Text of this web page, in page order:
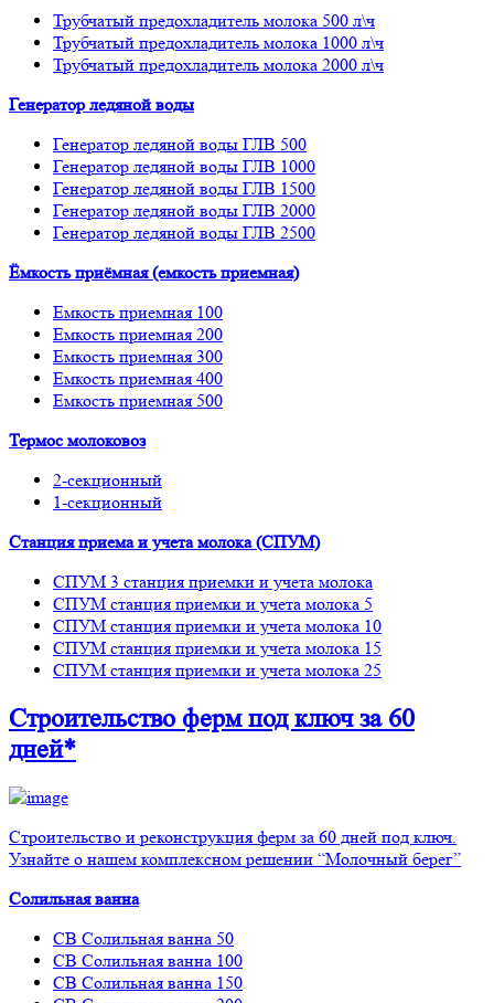
Трубчатый предохладитель молока 500 л\ч
Трубчатый предохладитель молока 1000 л\ч
Трубчатый предохладитель молока 2000 л\ч
Генератор ледяной воды
Генератор ледяной воды ГЛВ 500
Генератор ледяной воды ГЛВ 1000
Генератор ледяной воды ГЛВ 1500
Генератор ледяной воды ГЛВ 2000
Генератор ледяной воды ГЛВ 2500
Ёмкость приёмная (емкость приемная)
Емкость приемная 100
Емкость приемная 200
Емкость приемная 300
Емкость приемная 400
Емкость приемная 500
Термос молоковоз
2-секционный
1-секционный
Станция приема и учета молока (СПУМ)
СПУМ 3 станция приемки и учета молока
СПУМ станция приемки и учета молока 5
СПУМ станция приемки и учета молока 10
СПУМ станция приемки и учета молока 15
СПУМ станция приемки и учета молока 25
Строительство фермпод ключ за 60
дней*
Строительство и реконструкция ферм за 60 дней под ключ.
Узнайте о нашем комплексном решении “Молочный берег”
Солильная ванна
СВ Солильная ванна 50
СВ Солильная ванна 100
СВ Солильная ванна 150